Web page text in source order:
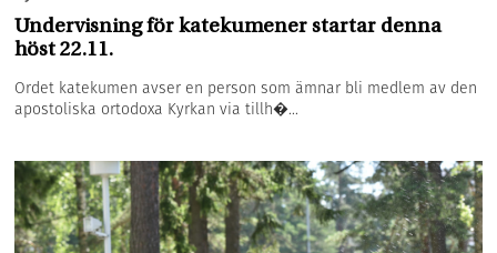
Undervisning för katekumener startar denna
höst 22.11.
Ordet katekumen avser en person som ämnar bli medlem av den
apostoliska ortodoxa Kyrkan via tillh�...